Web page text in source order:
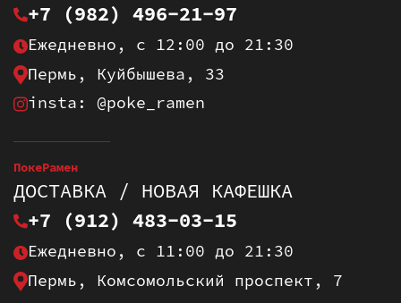
+7 (982) 496-21-97
Ежедневно, с 12:00 до 21:30
Пермь, Куйбышева, 33
insta: @poke_ramen
ПокеРамен
ДОСТАВКА / НОВАЯ КАФЕШКА
+7 (912) 483-03-15
Ежедневно, с 11:00 до 21:30
Пермь, Комсомольский проспект, 7